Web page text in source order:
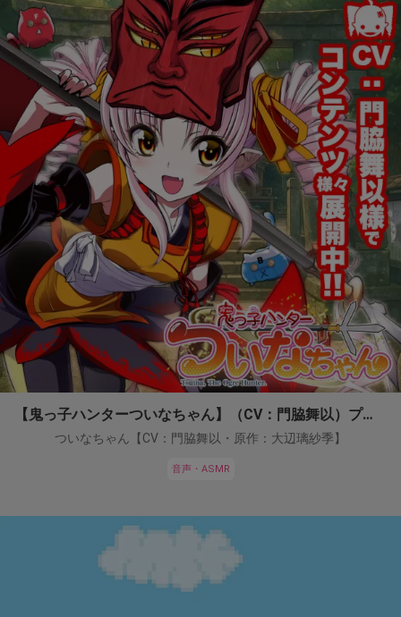
【鬼っ子ハンターついなちゃん】（CV：門脇舞以）プロジェクト！
ついなちゃん【CV：門脇舞以・原作：大辺璃紗季】
音声・ASMR